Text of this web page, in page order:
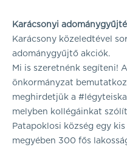
Karácsonyi
Karácsony közeledtével
adománygyűjtő akciók.
Mi is szeretnénk segíteni!
önkormányzat
meghirdetjük a
melyben kollégáinkat
Patapoklosi község egy
megyében 300 fős